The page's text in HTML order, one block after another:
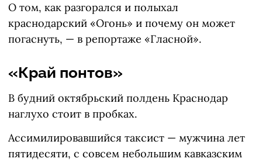
О том, как разгорался и полыхал
краснодарский «Огонь» и почему он может
погаснуть, — в репортаже «Гласной».
«Край понтов»
В будний октябрьский полдень Краснодар
наглухо стоит в пробках.
Ассимилировавшийся таксист — мужчина лет
пятидесяти, с совсем небольшим кавказским